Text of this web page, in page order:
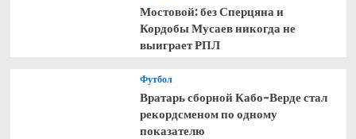
Мостовой: без Сперцяна и
Кордобы Мусаев никогда не
выиграет РПЛ
Футбол
Вратарь сборной Кабо-Верде стал
рекордсменом по одному
показателю